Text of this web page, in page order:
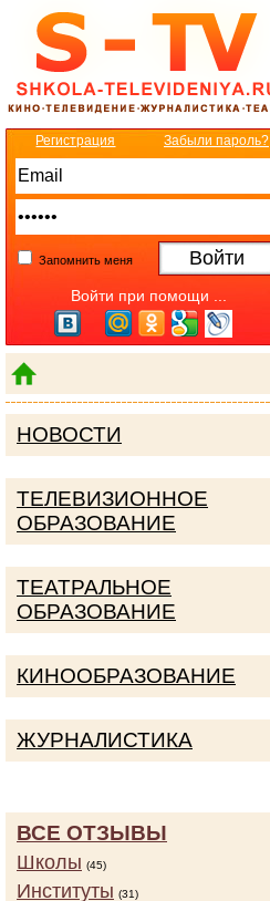
Регистрация Забыли пароль?
Запомнить меня
Войти при помощи ...
НОВОСТИ
ТЕЛЕВИЗИОННОЕ
ОБРАЗОВАНИЕ
ТЕАТРАЛЬНОЕ
ОБРАЗОВАНИЕ
КИНООБРАЗОВАНИЕ
ЖУРНАЛИСТИКА
ВСЕ ОТЗЫВЫ
Школы (45)
Институты (31)